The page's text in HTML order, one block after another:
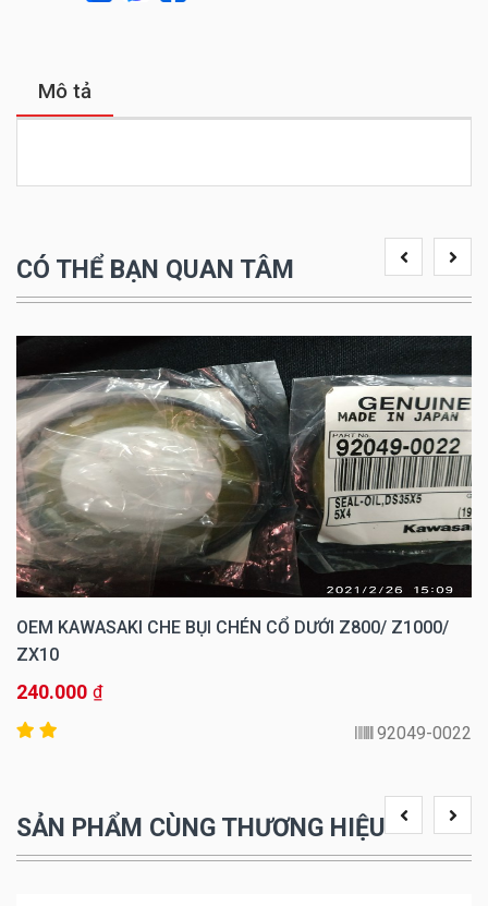
Mô tả
CÓ THỂ BẠN QUAN TÂM
OEM KAWASAKI CHE BỤI CHÉN CỔ DƯỚI Z800/ Z1000/
ZX10
240.000 ₫
92049-0022
SẢN PHẨM CÙNG THƯƠNG HIỆU